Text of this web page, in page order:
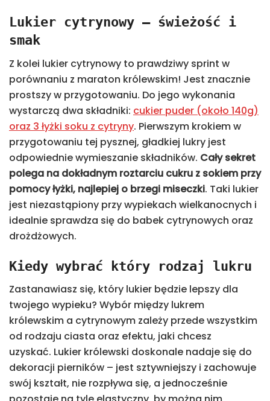
Lukier cytrynowy – świeżość i
smak
Z kolei lukier cytrynowy to prawdziwy sprint w
porównaniu z maraton królewskim! Jest znacznie
prostszy w przygotowaniu. Do jego wykonania
wystarczą dwa składniki: cukier puder (około 140g)
oraz 3 łyżki soku z cytryny. Pierwszym krokiem w
przygotowaniu tej pysznej, gładkiej lukry jest
odpowiednie wymieszanie składników. Cały sekret
polega na dokładnym roztarciu cukru z sokiem przy
pomocy łyżki, najlepiej o brzegi miseczki. Taki lukier
jest niezastąpiony przy wypiekach wielkanocnych i
idealnie sprawdza się do babek cytrynowych oraz
drożdżowych.
Kiedy wybrać który rodzaj lukru
Zastanawiasz się, który lukier będzie lepszy dla
twojego wypieku? Wybór między lukrem
królewskim a cytrynowym zależy przede wszystkim
od rodzaju ciasta oraz efektu, jaki chcesz
uzyskać. Lukier królewski doskonale nadaje się do
dekoracji pierników – jest sztywniejszy i zachowuje
swój kształt, nie rozpływa się, a jednocześnie